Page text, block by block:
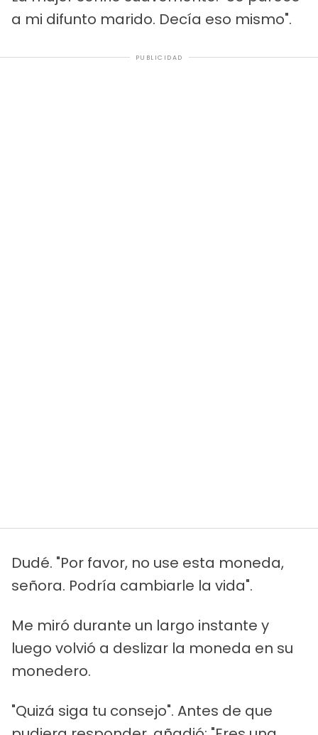
a mi difunto marido. Decía eso mismo".
PUBLICIDAD
Dudé. "Por favor, no use esta moneda,
señora. Podría cambiarle la vida".
Me miró durante un largo instante y
luego volvió a deslizar la moneda en su
monedero.
"Quizá siga tu consejo". Antes de que